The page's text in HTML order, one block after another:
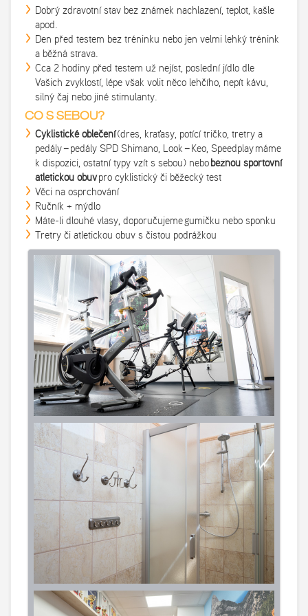
Dobrý zdravotní stav bez známek nachlazení, teplot, kašle
apod.
Den před testem bez tréninku nebo jen velmi lehký trénink
a běžná strava.
Cca 2 hodiny před testem už nejíst, poslední jídlo dle
Vašich zvyklostí, lépe však volit něco lehčího, nepít kávu,
silný čaj nebo jiné stimulanty.
CO S SEBOU?
Cyklistické oblečení(dres, kraťasy, potící tričko, tretry a
pedály–pedály SPD Shimano, Look–Keo, Speedplay máme
k dispozici, ostatní typy vzít s sebou) neboběžnou sportovní
atletickou obuvpro cyklistický či běžecký test
Věci na osprchování
Ručník + mýdlo
Máte-li dlouhé vlasy, doporučujeme gumičku nebo sponku
Tretry či atletickou obuv s čistou podrážkou